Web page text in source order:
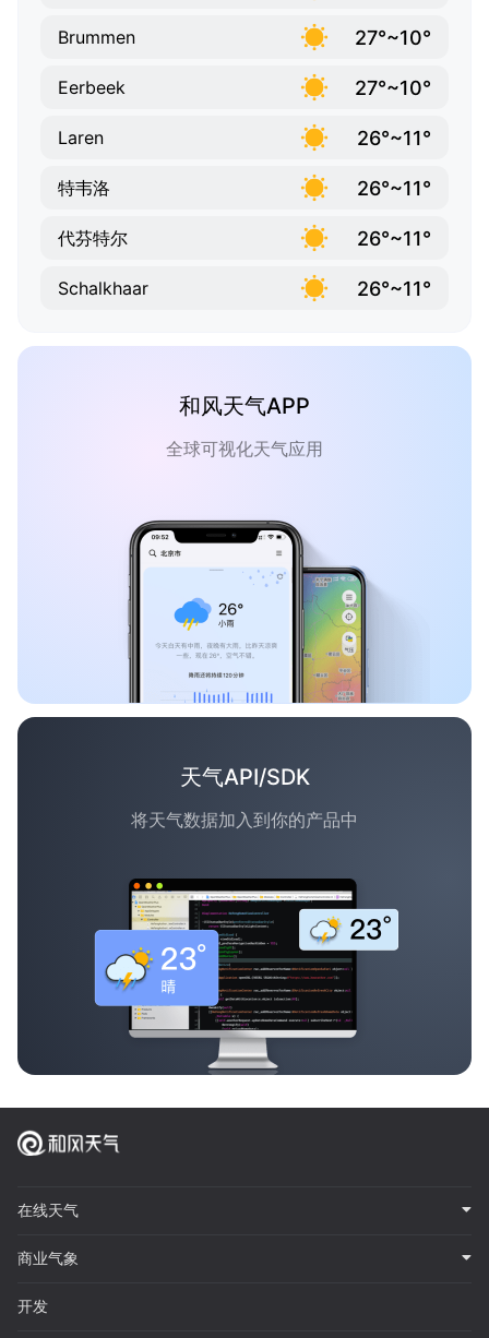
Brummen 27°~10°
Eerbeek 27°~10°
Laren 26°~11°
特韦洛 26°~11°
代芬特尔 26°~11°
Schalkhaar 26°~11°
和风天气APP
全球可视化天气应用
天气API/SDK
将天气数据加入到你的产品中
在线天气
商业气象
开发